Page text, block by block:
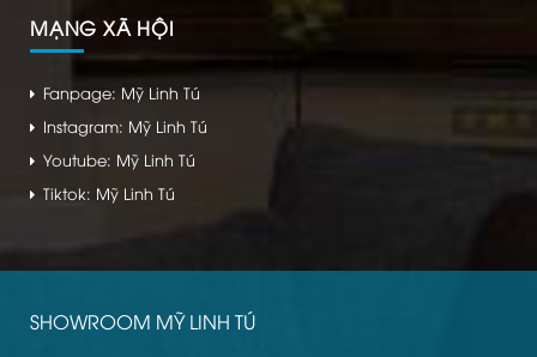
MẠNG XÃ HỘI
Fanpage: Mỹ Linh Tú
Instagram: Mỹ Linh Tú
Youtube: Mỹ Linh Tú
Tiktok: Mỹ Linh Tú
SHOWROOM MỸ LINH TÚ